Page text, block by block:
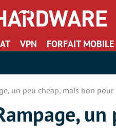
VPN FORFAIT MOBILE
un peu cheap, mais bon
un